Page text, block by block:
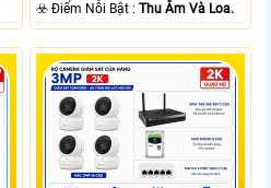
️☣️ Điểm Nỗi Bật :Thu Âm Và Loa.